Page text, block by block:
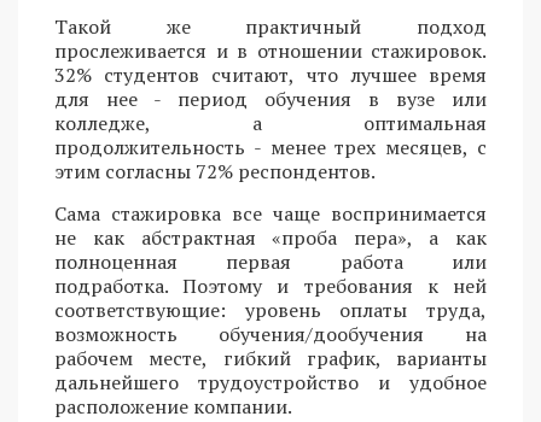
Такой же практичный подход
прослеживается и в отношении стажировок.
32% студентов считают, что лучшее время
для нее - период обучения в вузе или
колледже, а оптимальная
продолжительность - менее трех месяцев, с
этим согласны 72% респондентов.
Сама стажировка все чаще воспринимается
не как абстрактная «проба пера», а как
полноценная первая работа или
подработка. Поэтому и требования к ней
соответствующие: уровень оплаты труда,
возможность обучения/дообучения на
рабочем месте, гибкий график, варианты
дальнейшего трудоустройство и удобное
расположение компании.